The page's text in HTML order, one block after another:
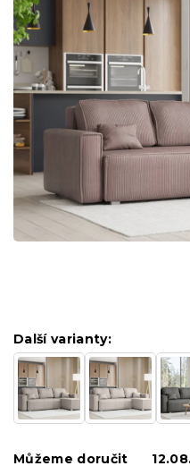
Další varianty:
Můžeme doručit